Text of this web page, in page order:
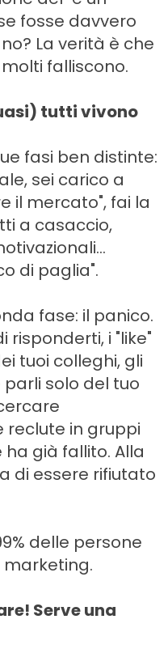
fosse davvero
La verità è che
falliscono.
tutti vivono
fasi ben distinte:
sei carico a
il mercato", fai la
a casaccio,
di paglia".
fase: il panico.
risponderti, i "like"
tuoi colleghi, gli
solo del tuo
in gruppi
già fallito. Alla
di essere rifiutato
delle persone
Serve una